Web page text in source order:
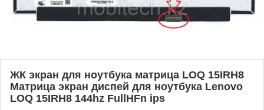
ЖК экран для ноутбука матрица LOQ 15IRH8
Матрица экран диспей для ноутбука Lenovo
LOQ 15IRH8 144hz FullHFn ips